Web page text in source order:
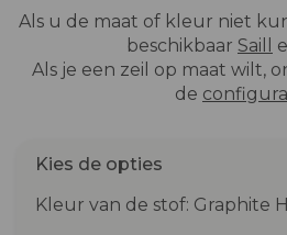
Als u de maat of kleur niet
beschikbaar Saill
Als je een zeil op maat wilt,
de
Kies de opties
Kleur van de stof: Graphite